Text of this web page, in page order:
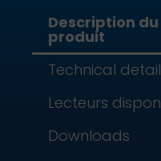
Description du
produit
Technical
Lecteurs
Downloads